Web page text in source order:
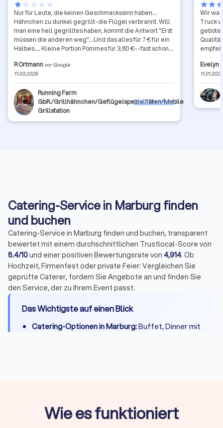
starstar star star star
Nur für Leute, die keinen Geschmackssinn haben...
Hähnchen zu dunkel gegrillt-die Flügel verbrannt. Will
man eine hell gegrilltes haben, kommt die Antwort "Erst
müssen die anderen weg"...Und das alles für 7 € für ein
Halbes.... Kleine Portion Pommes für 3,80 €--fast schon
R Ortmann vor Google
11.03.2026
Running Farm
GbR./Grillhähnchen/Geflügelspezialitäten/Mobile
Grillstation
Profil ansehen
starstar
Wir
Truck
Evelyn
11.01.2026
Catering-Service in Marburg finden
und buchen
Catering-Service in Marburg finden und buchen, transparent
bewertet mit einem durchschnittlichen Trustlocal-Score von
8.4/10und einer positiven Bewertungsrate von 4,914. Ob
Hochzeit, Firmenfest oder private Feier: Vergleichen Sie
geprüfte Caterer, fordern Sie Angebote an und finden Sie
den Service, der zu Ihrem Event passt.
Das Wichtigste auf einen Blick
Catering-Optionen in Marburg:Buffet, Dinner mit
700 Euro pauschal
Wie es funktioniert